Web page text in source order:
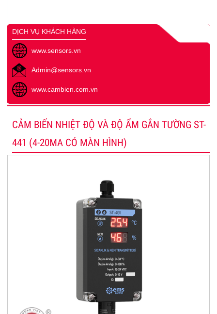
DỊCH VỤ KHÁCH HÀNG
www.sensors.vn
Admin@sensors.vn
www.cambien.com.vn
CẢM BIẾN NHIỆT ĐỘ VÀ ĐỘ ẨM GẮN TƯỜNG ST-
441 (4-20MA CÓ MÀN HÌNH)